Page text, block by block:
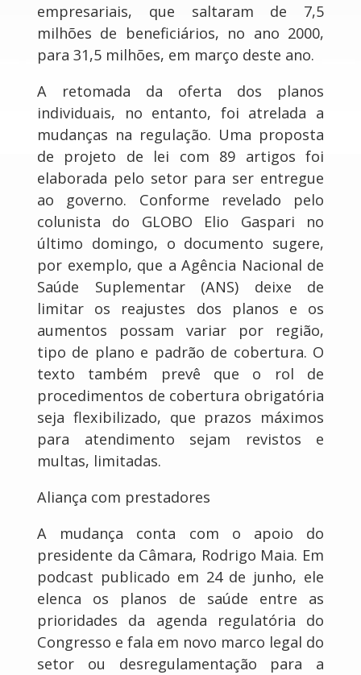
empresariais, que saltaram de 7,5
milhões de beneficiários, no ano 2000,
para 31,5 milhões, em março deste ano.
A retomada da oferta dos planos
individuais, no entanto, foi atrelada a
mudanças na regulação. Uma proposta
de projeto de lei com 89 artigos foi
elaborada pelo setor para ser entregue
ao governo. Conforme revelado pelo
colunista do GLOBO Elio Gaspari no
último domingo, o documento sugere,
por exemplo, que a Agência Nacional de
Saúde Suplementar (ANS) deixe de
limitar os reajustes dos planos e os
aumentos possam variar por região,
tipo de plano e padrão de cobertura. O
texto também prevê que o rol de
procedimentos de cobertura obrigatória
seja flexibilizado, que prazos máximos
para atendimento sejam revistos e
multas, limitadas.
Aliança com prestadores
A mudança conta com o apoio do
presidente da Câmara, Rodrigo Maia. Em
podcast publicado em 24 de junho, ele
elenca os planos de saúde entre as
prioridades da agenda regulatória do
Congresso e fala em novo marco legal do
setor ou desregulamentação para a